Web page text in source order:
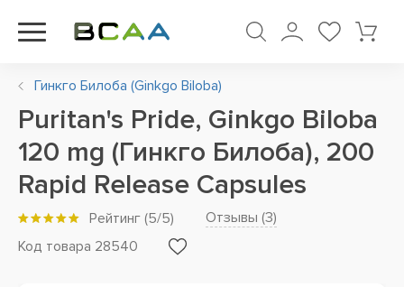
Гинкго Билоба (Ginkgo Biloba)
Puritan's Pride, Ginkgo Biloba
120 mg (Гинкго Билоба), 200
Rapid Release Capsules
Рейтинг (5/5) Отзывы (3)
Код товара 28540